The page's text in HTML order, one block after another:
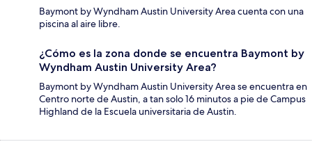
Baymont by Wyndham Austin University Area cuenta con una
piscina al aire libre.
¿Cómo es la zona donde se encuentra Baymont by
Wyndham Austin University Area?
Baymont by Wyndham Austin University Area se encuentra en
Centro norte de Austin, a tan solo 16 minutos a pie de Campus
Highland de la Escuela universitaria de Austin.